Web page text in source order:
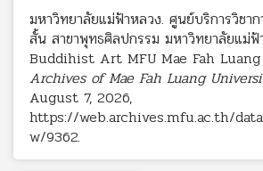
มหาวิทยาลัยแม่ฟ้าหลวง. ศูนย์บริการวิชาก
สั้น สาขาพุทธศิลปกรรม มหาวิทยาลัยแม่ฟ้
Buddihist Art MFU Mae Fah
Archives of Mae Fah Luang
August 7, 2026,
https://web.archives.mfu.ac.th/
w/9362.